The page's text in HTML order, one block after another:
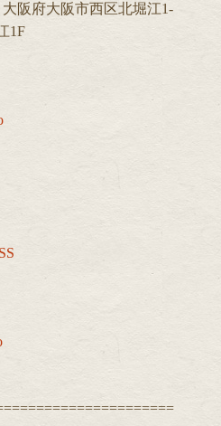
阪府大阪市西区北堀江1-
1F